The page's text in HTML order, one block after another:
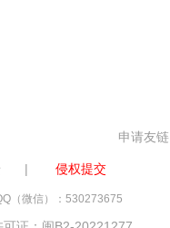
申请友链
| 侵权提交
（微信）：530273675